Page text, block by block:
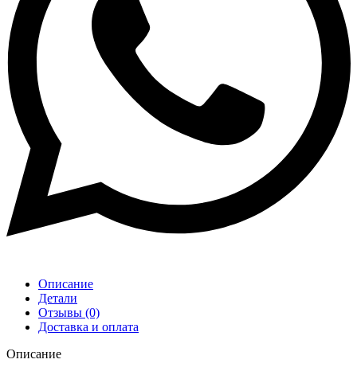
Описание
Детали
Отзывы (0)
Доставка и оплата
Описание